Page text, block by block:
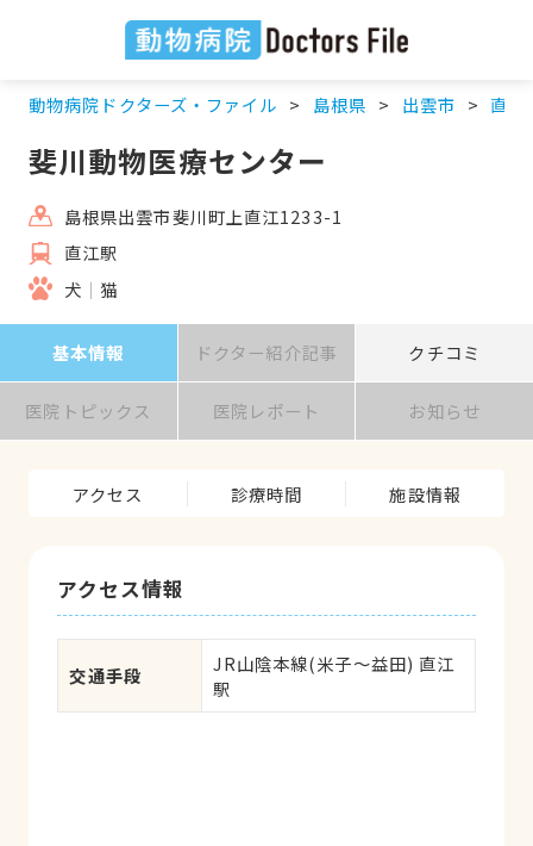
動物病院ドクターズ・ファイル 島根県 出雲市 直江
斐川動物医療センター
島根県出雲市斐川町上直江1233-1
直江駅
犬
猫
基本情報 ドクター紹介記事 クチコミ
医院トピックス 医院レポート お知らせ
アクセス 診療時間 施設情報
アクセス情報
交通手段
JR山陰本線(米子～益田) 直江
駅